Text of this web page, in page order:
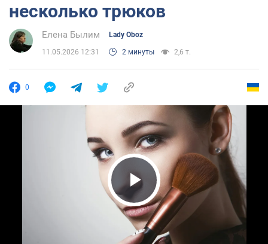
несколько трюков
Елена Былим Lady Oboz
11.05.2026 12:31 2 минуты 2,6 т.
0
Play Video